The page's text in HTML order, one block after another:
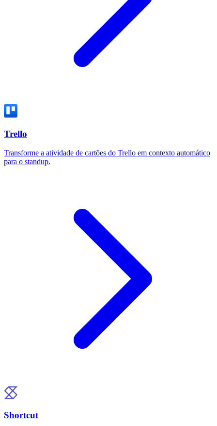
Trello
Transforme a atividade de cartões do Trello em contexto automático
para o standup.
Shortcut